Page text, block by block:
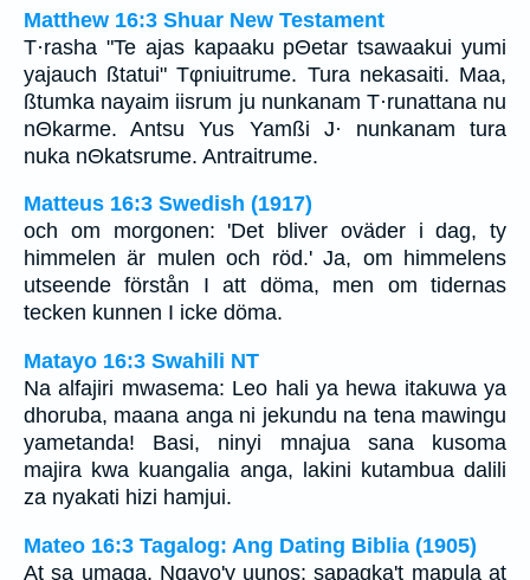
Matthew 16:3 Shuar New Testament
T·rasha "Te ajas kapaaku pΘetar tsawaakui yumi
yajauch ßtatui" Tφniuitrume. Tura nekasaiti. Maa,
ßtumka nayaim iisrum ju nunkanam T·runattana nu
nΘkarme. Antsu Yus Yamßi J· nunkanam tura
nuka nΘkatsrume. Antraitrume.
Matteus 16:3 Swedish (1917)
och om morgonen: 'Det bliver oväder i dag, ty
himmelen är mulen och röd.' Ja, om himmelens
utseende förstån I att döma, men om tidernas
tecken kunnen I icke döma.
Matayo 16:3 Swahili NT
Na alfajiri mwasema: Leo hali ya hewa itakuwa ya
dhoruba, maana anga ni jekundu na tena mawingu
yametanda! Basi, ninyi mnajua sana kusoma
majira kwa kuangalia anga, lakini kutambua dalili
za nyakati hizi hamjui.
Mateo 16:3 Tagalog: Ang Dating Biblia (1905)
At sa umaga, Ngayo'y uunos: sapagka't mapula at